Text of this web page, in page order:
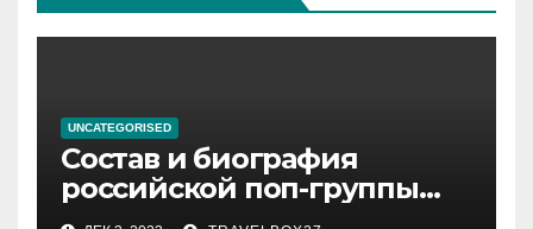
UNCATEGORISED
Состав и биография
российской поп-группы
«Иванушки интернешнл»